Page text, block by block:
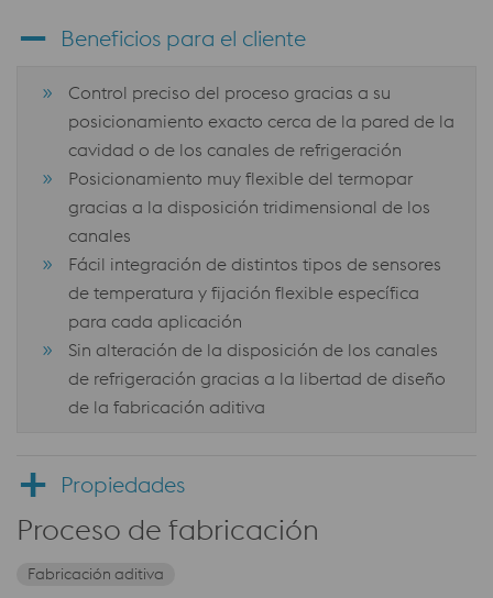
Beneficios para el cliente
Control preciso del proceso gracias a su
posicionamiento exacto cerca de la pared de la
cavidad o de los canales de refrigeración
Posicionamiento muy flexible del termopar
gracias a la disposición tridimensional de los
canales
Fácil integración de distintos tipos de sensores
de temperatura y fijación flexible específica
para cada aplicación
Sin alteración de la disposición de los canales
de refrigeración gracias a la libertad de diseño
de la fabricación aditiva
Propiedades
Proceso de fabricación
Fabricación aditiva